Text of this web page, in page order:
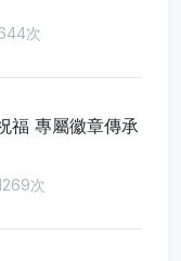
次
福 專屬徽章傳承
次